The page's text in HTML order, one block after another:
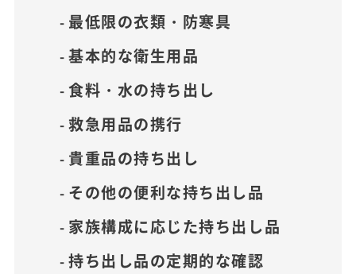
最低限の衣類・防寒具
基本的な衛生用品
食料・水の持ち出し
救急用品の携行
貴重品の持ち出し
その他の便利な持ち出し品
家族構成に応じた持ち出し品
持ち出し品の定期的な確認